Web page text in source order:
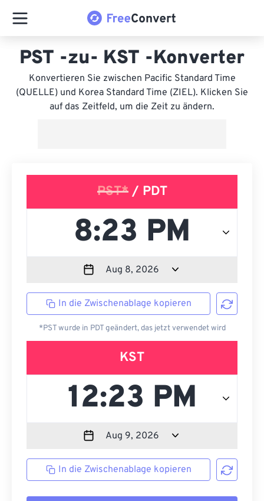
PST -zu- KST -Konverter
Konvertieren Sie zwischen Pacific Standard Time
(QUELLE) und Korea Standard Time (ZIEL). Klicken Sie
auf das Zeitfeld, um die Zeit zu ändern.
PST*/ PDT
In die Zwischenablage kopieren
*PST wurde in PDT geändert, das jetzt verwendet wird
KST
In die Zwischenablage kopieren